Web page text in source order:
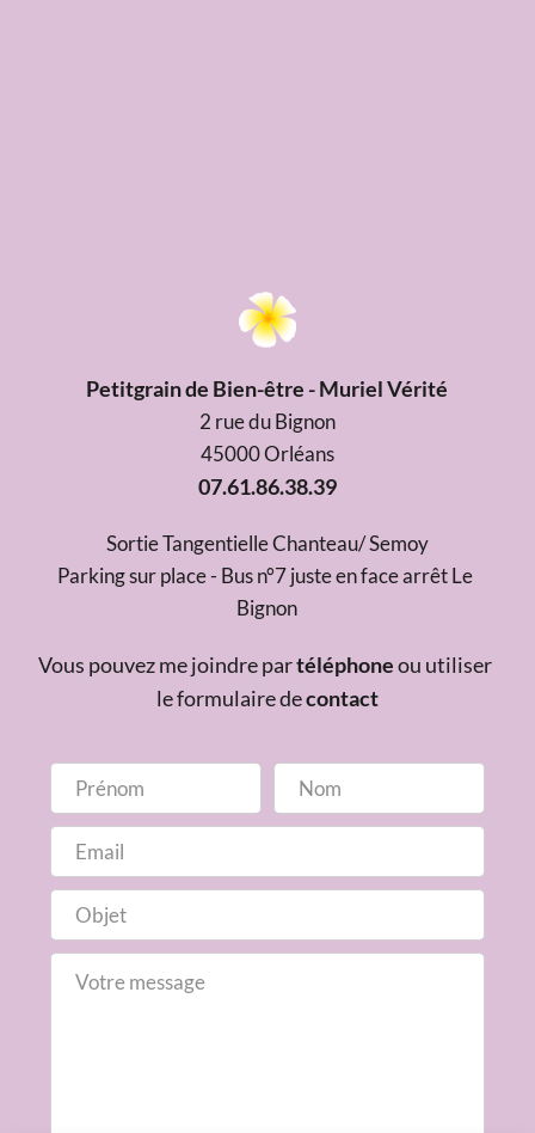
Petitgrain de Bien-être - Muriel Vérité
2 rue du Bignon
45000 Orléans
07.61.86.38.39
Sortie Tangentielle Chanteau/ Semoy
Parking sur place - Bus n°7 juste en face arrêt Le
Bignon
Vous pouvez me joindre par téléphone ou utiliser
le formulaire de contact